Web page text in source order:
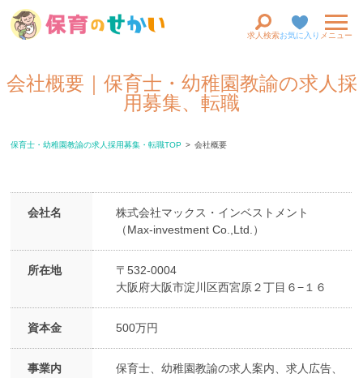
求人検索お気に入り メニュー
会社概要｜保育士・幼稚園教諭の求人採
用募集、転職
保育士・幼稚園教諭の求人採用募集・転職TOP 会社概要
会社名
株式会社マックス・インベストメント
（Max-investment Co.,Ltd.）
所在地
〒532-0004
大阪府大阪市淀川区西宮原２丁目６−１６
資本金 500万円
事業内
保育士、幼稚園教諭の求人案内、求人広告、